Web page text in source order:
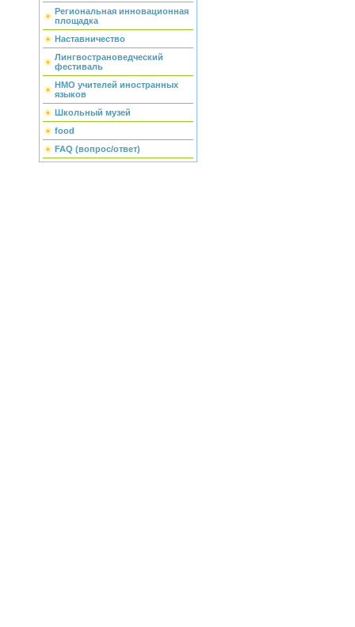
Региональная инновационная
площадка
Наставничество
Лингвострановедческий
фестиваль
НМО учителей иностранных
языков
Школьный музей
food
FAQ (вопрос/ответ)